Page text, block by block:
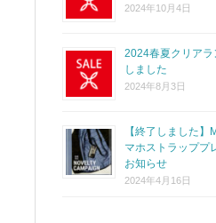
2024年10月4日
2024春夏クリア
しました
2024年8月3日
【終了しました
マホストラッププ
お知らせ
2024年4月16日